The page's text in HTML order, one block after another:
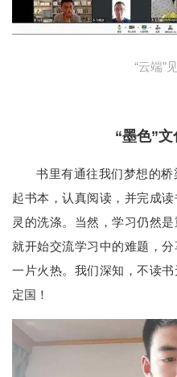
“云端”
“墨色”
书里有通往我们梦想的
起书本，认真阅读，并完成
灵的洗涤。当然，学习仍然
就开始交流学习中的难题，
一片火热。我们深知，不读
定国！